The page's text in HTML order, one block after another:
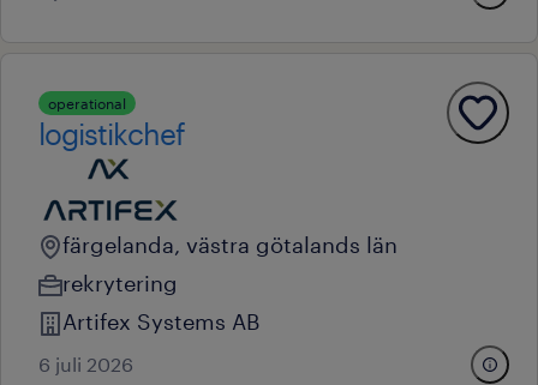
operational
logistikchef
färgelanda, västra götalands län
rekrytering
Artifex Systems AB
6 juli 2026